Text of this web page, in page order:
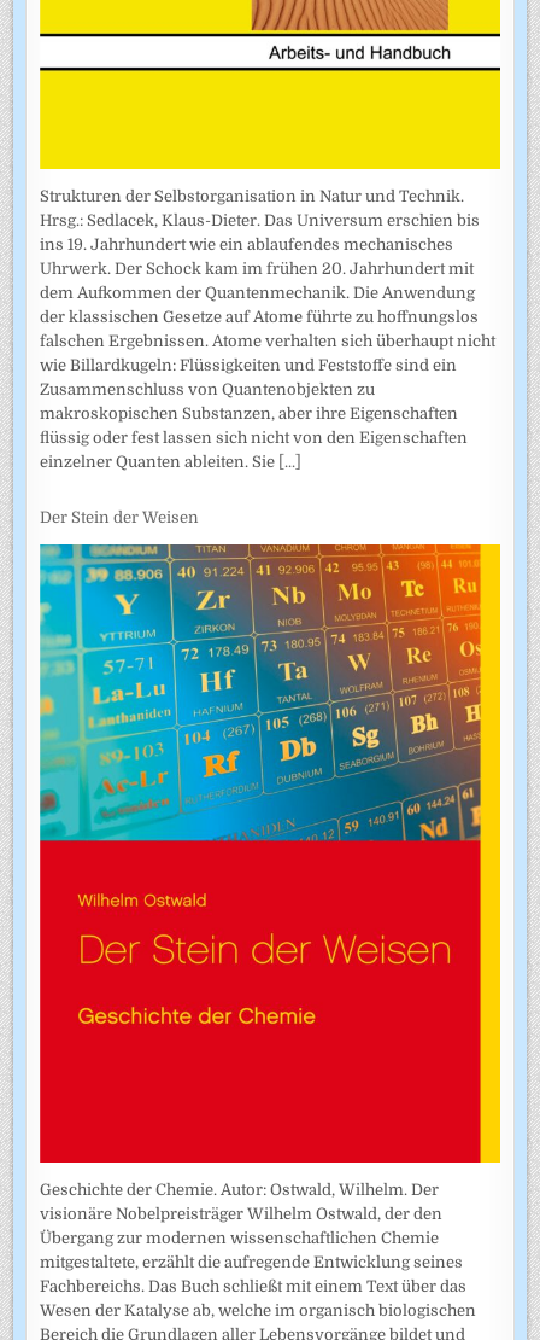
Strukturen der Selbstorganisation in Natur und Technik.
Hrsg.: Sedlacek, Klaus-Dieter. Das Universum erschien bis
ins 19. Jahrhundert wie ein ablaufendes mechanisches
Uhrwerk. Der Schock kam im frühen 20. Jahrhundert mit
dem Aufkommen der Quantenmechanik. Die Anwendung
der klassischen Gesetze auf Atome führte zu hoffnungslos
falschen Ergebnissen. Atome verhalten sich überhaupt nicht
wie Billardkugeln: Flüssigkeiten und Feststoffe sind ein
Zusammenschluss von Quantenobjekten zu
makroskopischen Substanzen, aber ihre Eigenschaften
flüssig oder fest lassen sich nicht von den Eigenschaften
einzelner Quanten ableiten. Sie [...]
Der Stein der Weisen
Geschichte der Chemie. Autor: Ostwald, Wilhelm. Der
visionäre Nobelpreisträger Wilhelm Ostwald, der den
Übergang zur modernen wissenschaftlichen Chemie
mitgestaltete, erzählt die aufregende Entwicklung seines
Fachbereichs. Das Buch schließt mit einem Text über das
Wesen der Katalyse ab, welche im organisch biologischen
Bereich die Grundlagen aller Lebensvorgänge bildet und